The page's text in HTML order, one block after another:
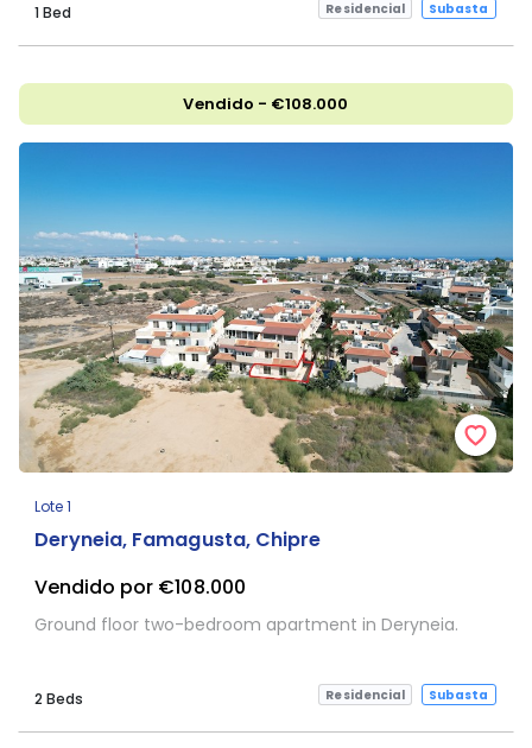
1 Bed Residencial Subasta
Vendido - €108.000
Lote 1
Deryneia, Famagusta, Chipre
Vendido por €108.000
Ground floor two-bedroom apartment in Deryneia.
2 Beds Residencial Subasta